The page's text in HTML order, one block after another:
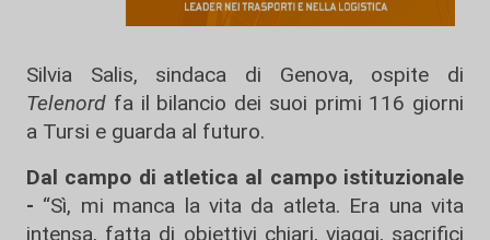
Silvia Salis, sindaca di Genova, ospite di
Telenord fa il bilancio dei suoi primi 116 giorni
a Tursi e guarda al futuro.
Dal campo di atletica al campo istituzionale
- “Sì, mi manca la vita da atleta. Era una vita
intensa, fatta di obiettivi chiari, viaggi, sacrifici